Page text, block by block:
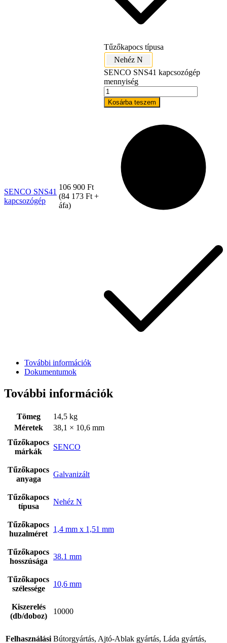
Kapcsolat
SENCO SNS41
kapcsozógép
106 900 Ft
(84 173 Ft +
áfa)
Tűzőkapocs típusa
Nehéz N
SENCO SNS41 kapcsozógép
mennyiség
Kosárba teszem
További információk
Dokumentumok
További információk
Tömeg
14,5 kg
Méretek
38,1 × 10,6 mm
Tűzőkapocs
márkák
SENCO
Tűzőkapocs
anyaga
Galvanizált
Tűzőkapocs
típusa
Nehéz N
Tűzőkapocs
huzalméret
1,4 mm x 1,51 mm
Tűzőkapocs
hosszúsága
38.1 mm
Tűzőkapocs
szélessége
10,6 mm
Kiszerelés
(db/doboz)
10000
Felhasználási Bútorgyártás, Ajtó-Ablak gyártás, Láda gyártás,